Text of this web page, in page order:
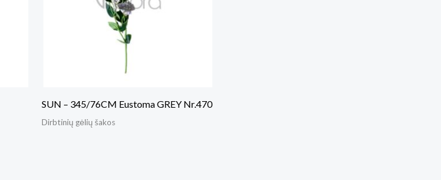
SUN – 345/76CM Eustoma GREY Nr.470
Dirbtinių gėlių šakos